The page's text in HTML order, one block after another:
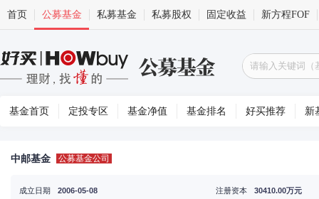
首页 公募基金 私募基金 私募股权 固定收益 新方程FOF
基金首页 定投专区 基金净值 基金排名 好买推荐 新
中邮基金 公募基金公司
成立日期
2006-05-08
注册资本
30410.00万元